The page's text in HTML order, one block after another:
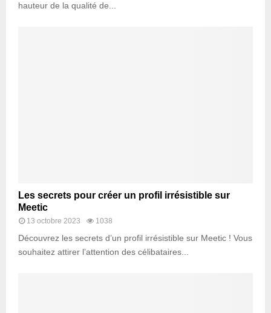
hauteur de la qualité de...
Les secrets pour créer un profil irrésistible sur
Meetic
13 octobre 2023 1038
Découvrez les secrets d’un profil irrésistible sur Meetic ! Vous
souhaitez attirer l’attention des célibataires...